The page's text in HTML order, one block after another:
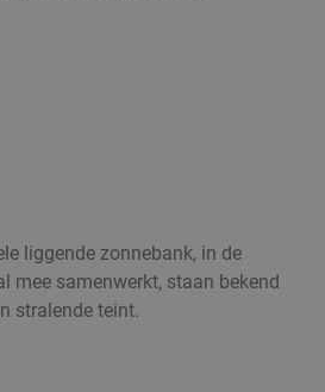
liggende zonnebank, in de
mee samenwerkt, staan bekend
stralende teint.